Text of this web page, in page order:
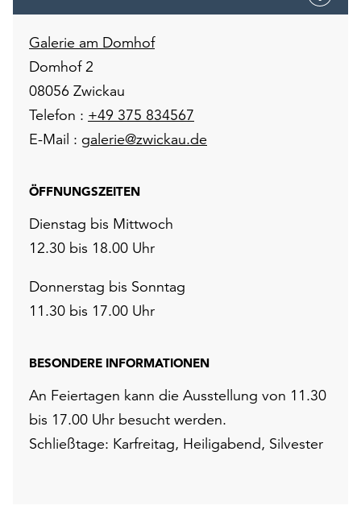
unserer
Datenschutzerklärung
oder
dem
Impressum
Galerie am Domhof
Domhof 2
08056 Zwickau
Telefon : +49 375 834567
E-Mail : galerie@zwickau.de
ÖFFNUNGSZEITEN
Dienstag bis Mittwoch
12.30 bis 18.00 Uhr
Donnerstag bis Sonntag
11.30 bis 17.00 Uhr
BESONDERE INFORMATIONEN
An Feiertagen kann die Ausstellung von 11.30
bis 17.00 Uhr besucht werden.
Schließtage: Karfreitag, Heiligabend, Silvester